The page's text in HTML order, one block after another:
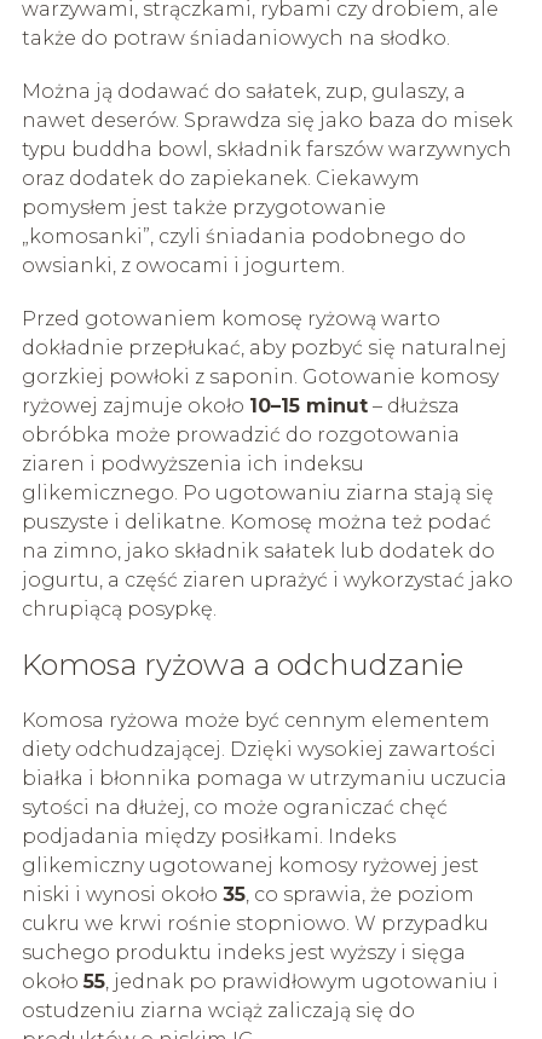
warzywami, strączkami, rybami czy drobiem, ale
także do potraw śniadaniowych na słodko.
Można ją dodawać do sałatek, zup, gulaszy, a
nawet deserów. Sprawdza się jako baza do misek
typu buddha bowl, składnik farszów warzywnych
oraz dodatek do zapiekanek. Ciekawym
pomysłem jest także przygotowanie
„komosanki”, czyli śniadania podobnego do
owsianki, z owocami i jogurtem.
Przed gotowaniem komosę ryżową warto
dokładnie przepłukać, aby pozbyć się naturalnej
gorzkiej powłoki z saponin. Gotowanie komosy
ryżowej zajmuje około 10–15 minut– dłuższa
obróbka może prowadzić do rozgotowania
ziaren i podwyższenia ich indeksu
glikemicznego. Po ugotowaniu ziarna stają się
puszyste i delikatne. Komosę można też podać
na zimno, jako składnik sałatek lub dodatek do
jogurtu, a część ziaren uprażyć i wykorzystać jako
chrupiącą posypkę.
Komosa ryżowa a odchudzanie
Komosa ryżowa może być cennym elementem
diety odchudzającej. Dzięki wysokiej zawartości
białka i błonnika pomaga w utrzymaniu uczucia
sytości na dłużej, co może ograniczać chęć
podjadania między posiłkami. Indeks
glikemiczny ugotowanej komosy ryżowej jest
niski i wynosi około 35, co sprawia, że poziom
cukru we krwi rośnie stopniowo. W przypadku
suchego produktu indeks jest wyższy i sięga
około55, jednak po prawidłowym ugotowaniu i
ostudzeniu ziarna wciąż zaliczają się do